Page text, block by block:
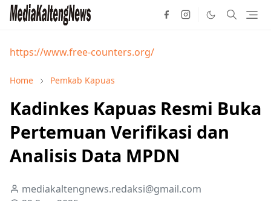
https://www.free-counters.org/
Home Pemkab Kapuas
Kadinkes Kapuas Resmi Buka
Pertemuan Verifikasi dan
Analisis Data MPDN
mediakaltengnews.redaksi@gmail.com